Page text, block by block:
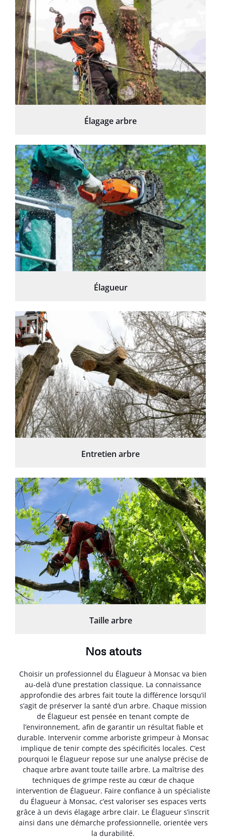
Élagage arbre
Élagueur
Entretien arbre
Taille arbre
Nos atouts
Choisir un professionnel du Élagueur à Monsac va bien
au-delà d’une prestation classique. La connaissance
approfondie des arbres fait toute la différence lorsqu’il
s’agit de préserver la santé d’un arbre. Chaque mission
de Élagueur est pensée en tenant compte de
l’environnement, afin de garantir un résultat fiable et
durable. Intervenir comme arboriste grimpeur à Monsac
implique de tenir compte des spécificités locales. C’est
pourquoi le Élagueur repose sur une analyse précise de
chaque arbre avant toute taille arbre. La maîtrise des
techniques de grimpe reste au cœur de chaque
intervention de Élagueur. Faire confiance à un spécialiste
du Élagueur à Monsac, c’est valoriser ses espaces verts
grâce à un devis élagage arbre clair. Le Élagueur s’inscrit
ainsi dans une démarche professionnelle, orientée vers
la durabilité.